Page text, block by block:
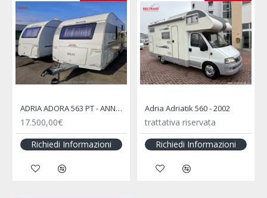
ADRIA ADORA 563 PT - ANNO 2013
17.500,00€
Richiedi Informazioni
Adria Adriatik 560 - 2002
trattativa riservata
Richiedi Informazioni